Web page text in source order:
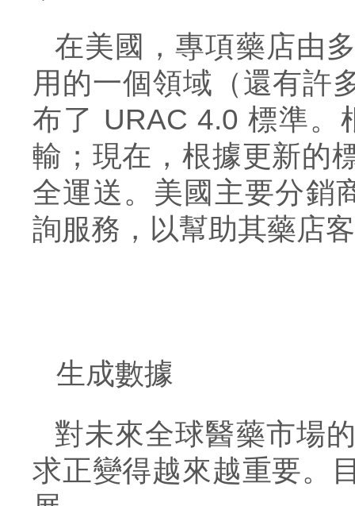
在美國，專項藥店由
用的一個領域（還有許
布了 URAC 4.0 標準。
輸；現在，根據更新的
全運送。美國主要分銷
詢服務，以幫助其藥店
生成數據
對未來全球醫藥市場
求正變得越來越重要。